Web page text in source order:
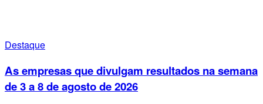
Destaque
As empresas que divulgam resultados na semana
de 3 a 8 de agosto de 2026